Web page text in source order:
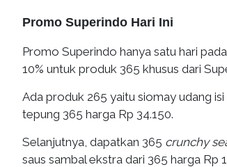
Promo Superindo Hari Ini
Promo Superindo hanya satu hari
10% untuk produk 365 khusus dari
Ada produk 265 yaitu siomay udang
tepung 365 harga Rp 34.150.
Selanjutnya, dapatkan 365 crunchy
saus sambal ekstra dari 365 harga Rp